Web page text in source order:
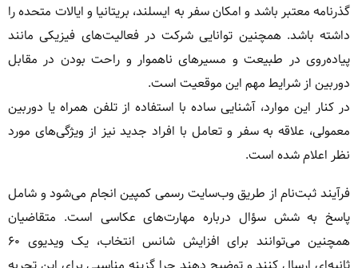
گذرنامه معتبر باشد و امکان سفر به ایسلند، بریتانیا و ایالات متحده را
داشته باشد. همچنین توانایی شرکت در فعالیت‌های فیزیکی مانند
پیاده‌روی در طبیعت و مسیرهای ناهموار و راحت بودن در مقابل
دوربین از شرایط مهم این موقعیت است.
در کنار این موارد، آشنایی ساده با استفاده از تلفن همراه یا دوربین
معمولی، علاقه به سفر و تعامل با افراد جدید نیز از ویژگی‌های مورد
نظر اعلام شده است.
فرآیند ثبت‌نام از طریق وب‌سایت رسمی کمپین انجام می‌شود و شامل
پاسخ به شش سؤال درباره مهارت‌های عکاسی است. متقاضیان
همچنین می‌توانند برای افزایش شانس انتخاب، یک ویدیوی ۶۰